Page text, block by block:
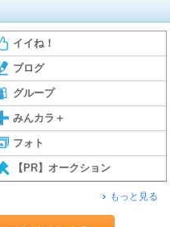
イイね！
ブログ
グループ
みんカラ＋
フォト
【PR】オークション
もっと見る